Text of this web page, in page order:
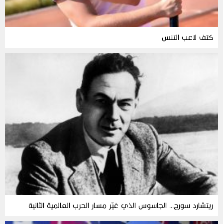
كتف لاعب التنس
ريتشارد سورج… الجاسوس الذي غيّر مسار الحرب العالمية الثانية